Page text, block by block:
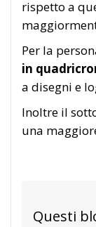
rispetto a
Per la
in
a disegni e
Inoltre il
una
Questi